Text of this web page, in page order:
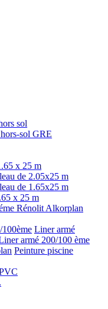
sol
sol GRE
x 25 m
de 2.05x25 m
de 1.65x25 m
x 25 m
Rénolit Alkorplan
Liner armé
armé 200/100 ème
Peinture piscine